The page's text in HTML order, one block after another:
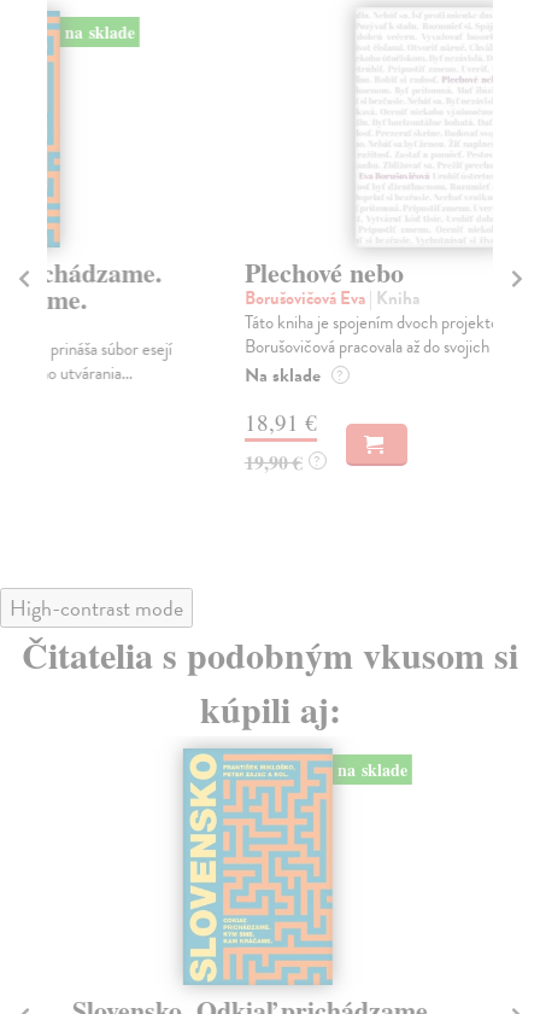
na sklade
Plechové nebo
Borušovičová Eva
| Kniha
Táto kniha je spojením dvoch projektov, na ktorých Eva
Borušovičová pracovala až do svojich posledný...
Na sklade
High-contrast mode
Čitatelia s podobným vkusom si
kúpili aj:
na sklade